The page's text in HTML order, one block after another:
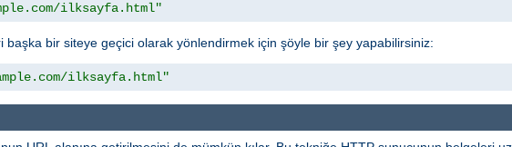
ilksayfa.html"
bir siteye geçici olarak yönlendirmek için şöyle bir şey yapabilirsiniz:
ilksayfa.html"